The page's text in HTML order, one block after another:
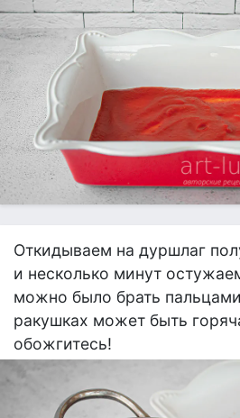
Откидываем на дуршлаг
и несколько минут
можно было брать
ракушках может быть
обожгитесь!